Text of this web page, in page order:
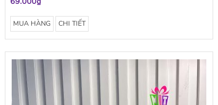
MUA HÀNG CHI TIẾT